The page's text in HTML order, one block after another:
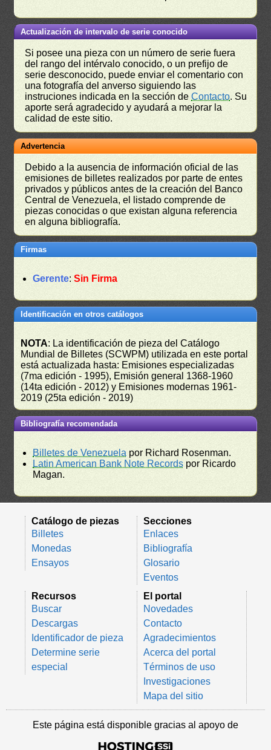
Actualización de intervalo de serie conocido
Si posee una pieza con un número de serie fuera
del rango del intérvalo conocido, o un prefijo de
serie desconocido, puede enviar el comentario con
una fotografía del anverso siguiendo las
instruciones indicada en la sección deContacto. Su
aporte será agradecido y ayudará a mejorar la
calidad de este sitio.
Advertencia
Debido a la ausencia de información oficial de las
emisiones de billetes realizados por parte de entes
privados y públicos antes de la creación del Banco
Central de Venezuela, el listado comprende de
piezas conocidas o que existan alguna referencia
en alguna bibliografía.
Firmas
Gerente:Sin Firma
Identificación en otros catálogos
NOTA: La identificación de pieza del Catálogo
Mundial de Billetes (SCWPM) utilizada en este portal
está actualizada hasta: Emisiones especializadas
(7ma edición - 1995), Emisión general 1368-1960
(14ta edición - 2012) y Emisiones modernas 1961-
2019 (25ta edición - 2019)
Bibliografía recomendada
Billetes de Venezuela por Richard Rosenman.
Latin American Bank Note Records por Ricardo
Magan.
Catálogo de piezas
Billetes
Monedas
Ensayos
Secciones
Enlaces
Bibliografía
Glosario
Eventos
Recursos
Buscar
Descargas
Identificador de pieza
Determine serie
especial
El portal
Novedades
Contacto
Agradecimientos
Acerca del portal
Términos de uso
Investigaciones
Mapa del sitio
Este página está disponible gracias al apoyo de